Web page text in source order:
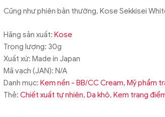
Cũng như phiên bản thường, Kose Sekkisei
Hãng sản xuất: Kose
Trọng lượng: 30g
Xuất xứ: Made in Japan
Mã vạch (JAN): N/A
Danh mục: Kem nền - BB/CC Cream, Mỹ phẩm
Thẻ: Chiết xuất tự nhiên, Da khô, Kem trang